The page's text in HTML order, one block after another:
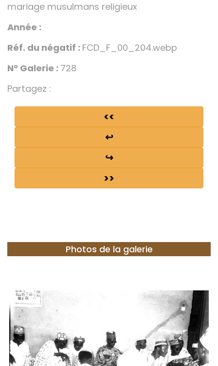
mariage musulmans religieux
Année :
Réf. du négatif : FCD_F_00_204.webp
N° Galerie : 728
Partagez :
<<
↩
↪
>>
Photos de la galerie